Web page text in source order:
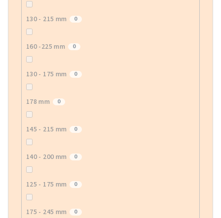
130 - 215 mm 0
160 -225 mm 0
130 - 175 mm 0
178 mm 0
145 - 215 mm 0
140 - 200 mm 0
125 - 175 mm 0
175 - 245 mm 0